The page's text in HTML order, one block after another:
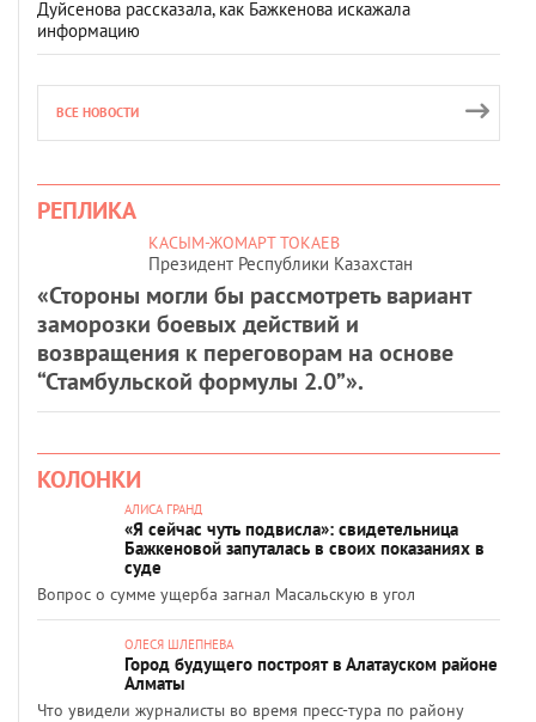
Дуйсенова рассказала, как Бажкенова искажала
информацию
ВСЕ НОВОСТИ
РЕПЛИКА
КАСЫМ-ЖОМАРТ ТОКАЕВ
Президент Республики Казахстан
«Стороны могли бы рассмотреть вариант
заморозки боевых действий и
возвращения к переговорам на основе
“Стамбульской формулы 2.0”».
КОЛОНКИ
АЛИСА ГРАНД
«Я сейчас чуть подвисла»: свидетельница
Бажкеновой запуталась в своих показаниях в
суде
Вопрос о сумме ущерба загнал Масальскую в угол
ОЛЕСЯ ШЛЕПНЕВА
Город будущего построят в Алатауском районе
Алматы
Что увидели журналисты во время пресс-тура по району